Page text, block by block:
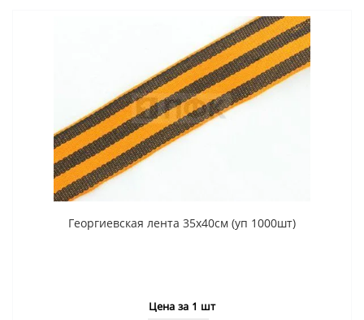
Георгиевская лента 35x40cм (уп 1000шт)
Цена за 1 шт